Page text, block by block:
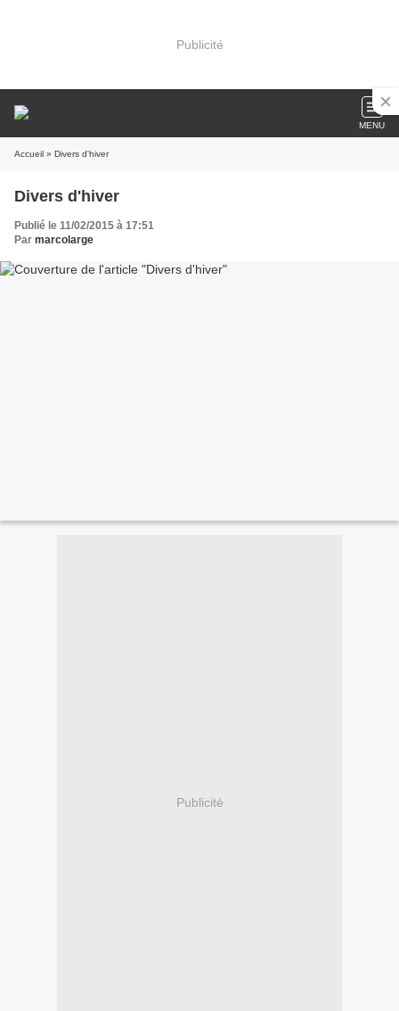
Publicité
MENU
Accueil » Divers d'hiver
Divers d'hiver
Publié le 11/02/2015 à 17:51
Par marcolarge
Publicité